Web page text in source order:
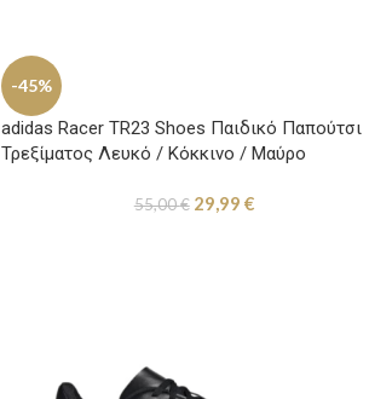
-45%
adidas Racer TR23 Shoes Παιδικό Παπούτσι
Τρεξίματος Λευκό / Κόκκινο / Μαύρο
55,00€ 29,99 €